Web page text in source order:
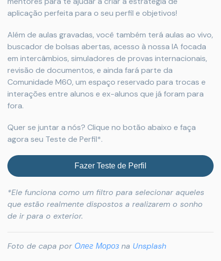
aplicação perfeita para o seu perfil e objetivos!
Além de aulas gravadas, você também terá aulas ao vivo,
buscador de bolsas abertas, acesso à nossa IA focada
em intercâmbios, simuladores de provas internacionais,
revisão de documentos, e ainda fará parte da
Comunidade M60, um espaço reservado para trocas e
interações entre alunos e ex-alunos que já foram para
fora.
Quer se juntar a nós? Clique no botão abaixo e faça
agora seu Teste de Perfil*.
Fazer Teste de Perfil
*Ele funciona como um filtro para selecionar aqueles
que estão realmente dispostos a realizarem o sonho
de ir para o exterior.
Foto de capa por Олег Мороз na Unsplash